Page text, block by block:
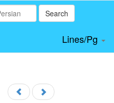
Search
Lines/Pg